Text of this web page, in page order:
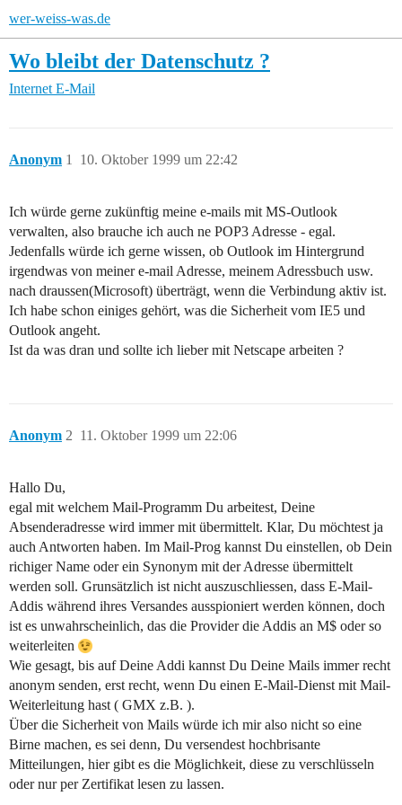
wer-weiss-was.de
Wo bleibt der Datenschutz ?
Internet E-Mail
Anonym 10. Oktober 1999 um 22:42
1
Ich würde gerne zukünftig meine e-mails mit MS-Outlook
verwalten, also brauche ich auch ne POP3 Adresse - egal.
Jedenfalls würde ich gerne wissen, ob Outlook im Hintergrund
irgendwas von meiner e-mail Adresse, meinem Adressbuch usw.
nach draussen(Microsoft) überträgt, wenn die Verbindung aktiv ist.
Ich habe schon einiges gehört, was die Sicherheit vom IE5 und
Outlook angeht.
Ist da was dran und sollte ich lieber mit Netscape arbeiten ?
Anonym 11. Oktober 1999 um 22:06
2
Hallo Du,
egal mit welchem Mail-Programm Du arbeitest, Deine
Absenderadresse wird immer mit übermittelt. Klar, Du möchtest ja
auch Antworten haben. Im Mail-Prog kannst Du einstellen, ob Dein
richiger Name oder ein Synonym mit der Adresse übermittelt
werden soll. Grunsätzlich ist nicht auszuschliessen, dass E-Mail-
Addis während ihres Versandes ausspioniert werden können, doch
ist es unwahrscheinlich, das die Provider die Addis an M$ oder so
weiterleiten
Wie gesagt, bis auf Deine Addi kannst Du Deine Mails immer recht
anonym senden, erst recht, wenn Du einen E-Mail-Dienst mit Mail-
Weiterleitung hast ( GMX z.B. ).
Über die Sicherheit von Mails würde ich mir also nicht so eine
Birne machen, es sei denn, Du versendest hochbrisante
Mitteilungen, hier gibt es die Möglichkeit, diese zu verschlüsseln
oder nur per Zertifikat lesen zu lassen.